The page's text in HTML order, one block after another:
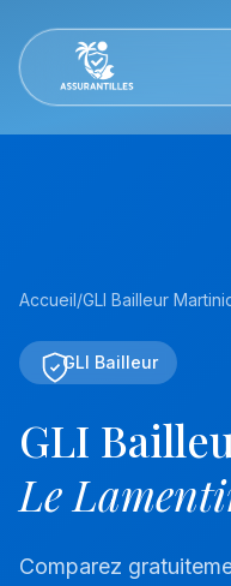
Accueil/GLI Bailleur
GLI Bailleur
GLI
Le
Comparez